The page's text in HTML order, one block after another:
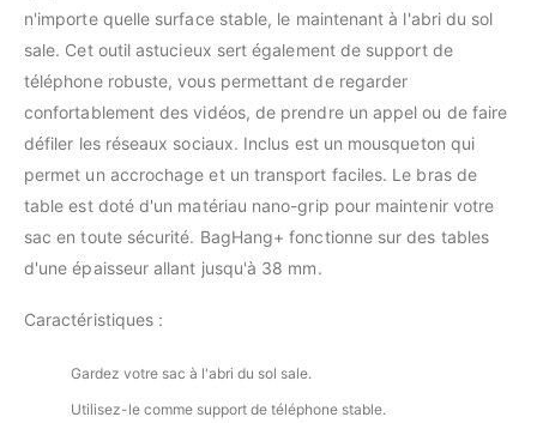
n'importe quelle surface stable, le maintenant à l'abri du sol
sale. Cet outil astucieux sert également de support de
téléphone robuste, vous permettant de regarder
confortablement des vidéos, de prendre un appel ou de faire
défiler les réseaux sociaux. Inclus est un mousqueton qui
permet un accrochage et un transport faciles. Le bras de
table est doté d'un matériau nano-grip pour maintenir votre
sac en toute sécurité. BagHang+ fonctionne sur des tables
d'une épaisseur allant jusqu'à 38 mm.
Caractéristiques :
Gardez votre sac à l'abri du sol sale.
Utilisez-le comme support de téléphone stable.